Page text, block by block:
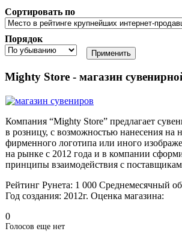
Сортировать по
Порядок
Mighty Store - магазин
Компания “Mighty Store” предлагает
в розницу, с возможностью нанесения на
фирменного логотипа или иного
на рынке с 2012 года и в компании
принципы взаимодействия с
Рейтинг Рунета: 1 000 Среднемесячный
Год создания: 2012г. Оценка магазина:
0
Голосов еще нет